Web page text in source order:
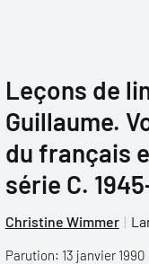
Leçons de
Guillaume.
du français
série C.
Christine Wimmer
Parution: 13 janvier 1990